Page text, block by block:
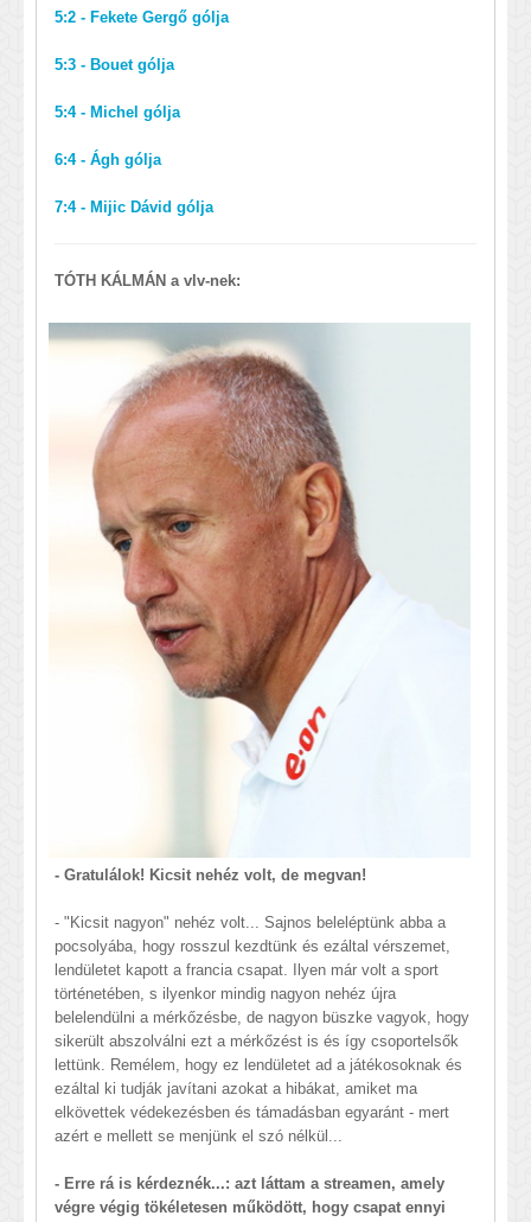
5:2 - Fekete Gergő gólja
5:3 - Bouet gólja
5:4 - Michel gólja
6:4 - Ágh gólja
7:4 - Mijic Dávid gólja
TÓTH KÁLMÁN a vlv-nek:
- Gratulálok! Kicsit nehéz volt, de megvan!
- "Kicsit nagyon" nehéz volt... Sajnos beleléptünk abba a
pocsolyába, hogy rosszul kezdtünk és ezáltal vérszemet,
lendületet kapott a francia csapat. Ilyen már volt a sport
történetében, s ilyenkor mindig nagyon nehéz újra
belelendülni a mérkőzésbe, de nagyon büszke vagyok, hogy
sikerült abszolválni ezt a mérkőzést is és így csoportelsők
lettünk. Remélem, hogy ez lendületet ad a játékosoknak és
ezáltal ki tudják javítani azokat a hibákat, amiket ma
elkövettek védekezésben és támadásban egyaránt - mert
azért e mellett se menjünk el szó nélkül...
- Erre rá is kérdeznék...: azt láttam a streamen, amely
végre végig tökéletesen működött, hogy csapat ennyi